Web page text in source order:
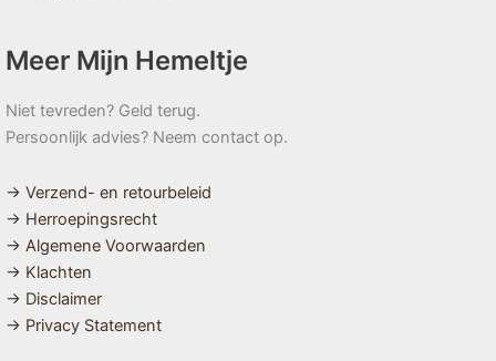
Meer Mijn Hemeltje
Niet tevreden? Geld terug.
Persoonlijk advies? Neem contact op.
→ Verzend- en retourbeleid
→ Herroepingsrecht
→ Algemene Voorwaarden
→ Klachten
→ Disclaimer
→ Privacy Statement